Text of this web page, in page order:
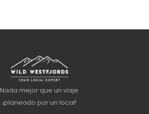
Nada mejor que un viaje
¡planeado por un local!